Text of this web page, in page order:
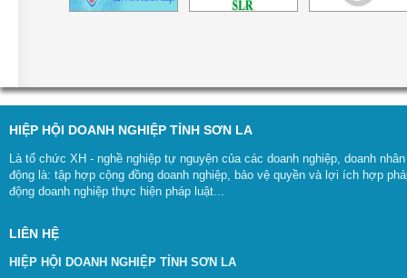
HIỆP HỘI DOANH NGHIỆP TỈNH SƠN LA
Là tổ chức XH - nghề nghiệp tự nguyện của các doanh nghiệp, doanh
động là: tập hợp cộng đồng doanh nghiệp, bảo vệ quyền và lợi ích hợp
động doanh nghiệp thực hiện pháp luật...
LIÊN HỆ
HIỆP HỘI DOANH NGHIỆP TỈNH SƠN LA